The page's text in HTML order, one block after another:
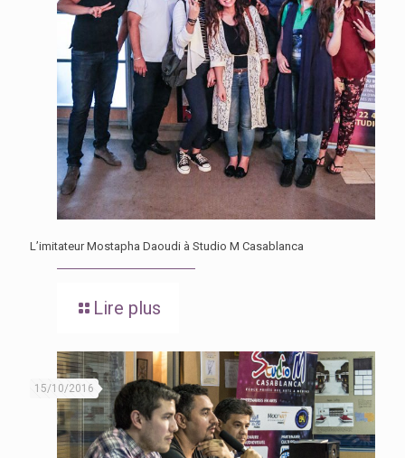
L’imitateur Mostapha Daoudi à Studio M Casablanca
Lire plus
15/10/2016